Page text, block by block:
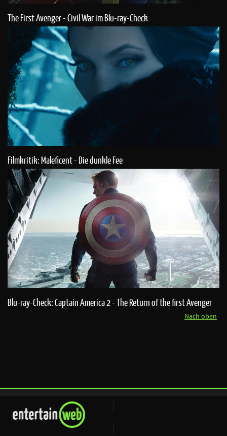
The First Avenger - Civil War im Blu-ray-Check
Filmkritik: Maleficent - Die dunkle Fee
Blu-ray-Check: Captain America 2 - The Return of the first Avenger
Nach oben